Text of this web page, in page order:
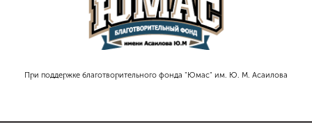
При поддержке благотворительного фонда "Юмас" им. Ю. М. Асаилова